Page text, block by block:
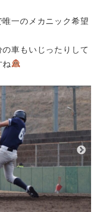
一のメカニック希望
車もいじったりして
ね